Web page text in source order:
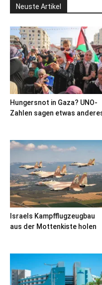
Neuste Artikel
Hungersnot in Gaza? UNO-
Zahlen sagen etwas
Israels Kampfflugzeugbau
aus der Mottenkiste holen